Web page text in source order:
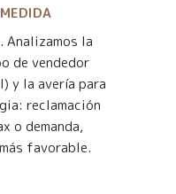
la
de vendedor
y la avería para
reclamación
o demanda,
favorable.